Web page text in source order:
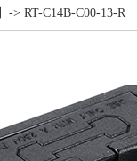
-> RT-C14B-C00-13-R